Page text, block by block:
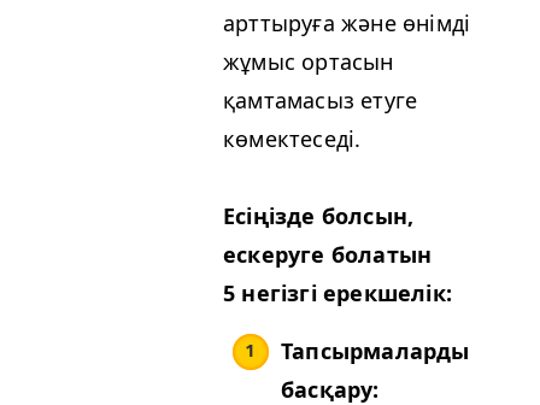
арттыруға және өнімді
жұмыс ортасын
қамтамасыз етуге
көмектеседі.
Есіңізде болсын,
ескеруге болатын
5 негізгі ерекшелік:
Тапсырмаларды
басқару: